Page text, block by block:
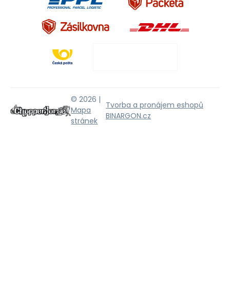
© 2026 |
Mapa
stránek
Tvorba a pronájem eshopů
BINARGON.cz